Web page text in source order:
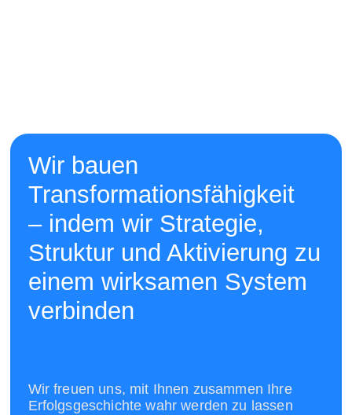
Wir bauen
Transformationsfähigkeit
– indem wir Strategie,
Struktur und Aktivierung zu
einem wirksamen System
verbinden
Wir freuen uns, mit Ihnen zusammen Ihre
Erfolgsgeschichte wahr werden zu lassen